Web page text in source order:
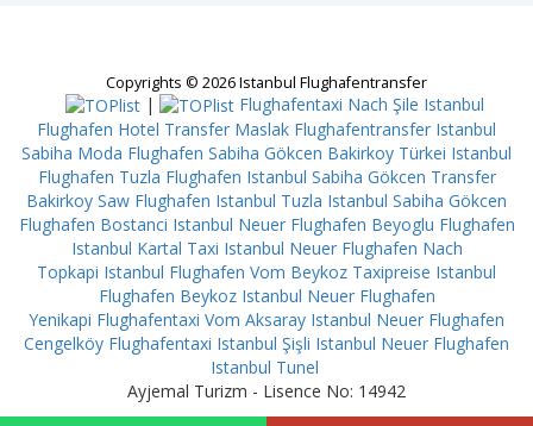
Copyrights © 2026 Istanbul Flughafentransfer
| Flughafentaxi Nach Şile Istanbul
Flughafen Hotel Transfer Maslak Flughafentransfer Istanbul
Sabiha Moda Flughafen Sabiha Gökcen Bakirkoy Türkei Istanbul
Flughafen Tuzla Flughafen Istanbul Sabiha Gökcen Transfer
Bakirkoy Saw Flughafen Istanbul Tuzla Istanbul Sabiha Gökcen
Flughafen Bostanci Istanbul Neuer Flughafen Beyoglu Flughafen
Istanbul Kartal Taxi Istanbul Neuer Flughafen Nach
Topkapi Istanbul Flughafen Vom Beykoz Taxipreise Istanbul
Flughafen Beykoz Istanbul Neuer Flughafen
Yenikapi Flughafentaxi Vom Aksaray Istanbul Neuer Flughafen
Cengelköy Flughafentaxi Istanbul Şişli Istanbul Neuer Flughafen
Istanbul Tunel
Ayjemal Turizm - Lisence No: 14942